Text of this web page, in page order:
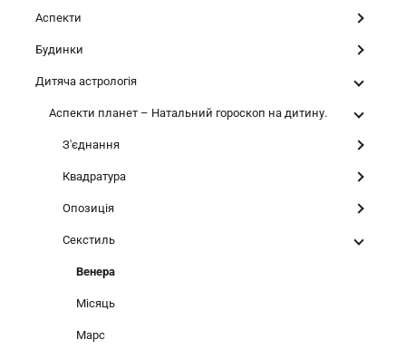
Аспекти
Будинки
Дитяча астрологія
Аспекти планет – Натальний гороскоп на дитину.
З'єднання
Квадратура
Опозиція
Секстиль
Венера
Місяць
Марс